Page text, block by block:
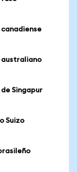
canadiense
australiano
Singapur
Suizo